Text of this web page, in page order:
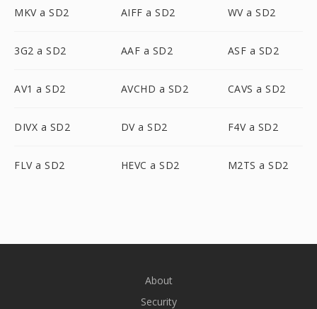
MKV a SD2 AIFF a SD2 WV a SD2
3G2 a SD2 AAF a SD2 ASF a SD2
AV1 a SD2 AVCHD a SD2 CAVS a SD2
DIVX a SD2 DV a SD2 F4V a SD2
FLV a SD2 HEVC a SD2 M2TS a SD2
About
Security